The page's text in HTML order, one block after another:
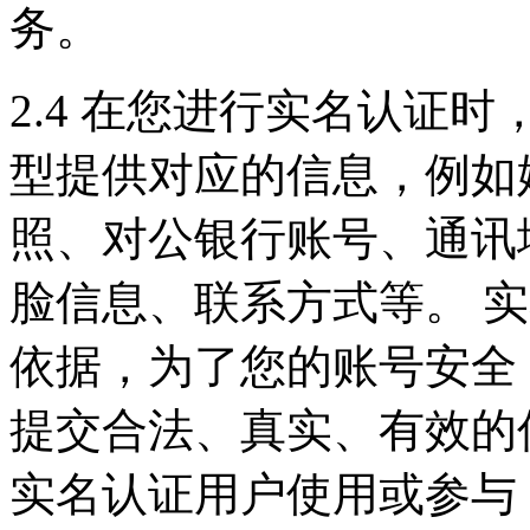
务。
2.4 在您进行实名认证时
型提供对应的信息，例
照、对公银行账号、通
脸信息、联系方式等。
依据，为了您的账号安
提交合法、真实、有效
实名认证用户使用或参